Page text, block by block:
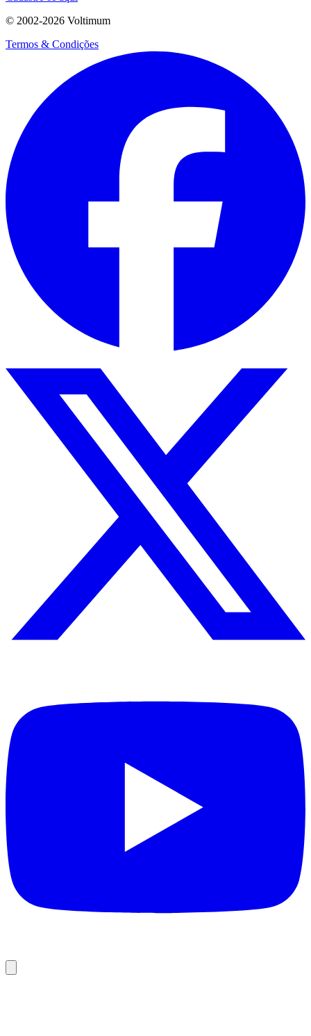
© 2002-2026 Voltimum
Termos & Condições